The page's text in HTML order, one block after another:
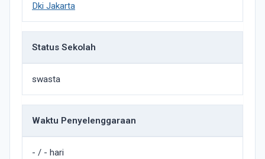
Dki Jakarta
Status Sekolah
swasta
Waktu Penyelenggaraan
- / - hari